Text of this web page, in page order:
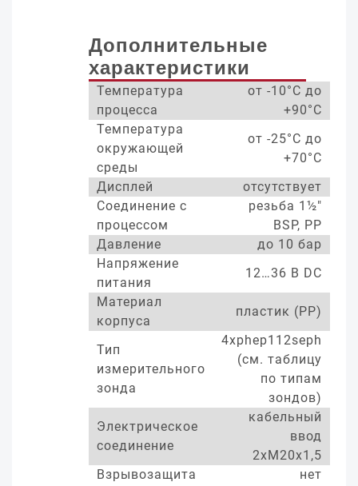
Дополнительные
характеристики
Температура
процесса
от -10°С до
+90°С
Температура
окружающей
среды
от -25°С до
+70°С
Дисплей
отсутствует
Соединение с
процессом
резьба 1½"
BSP, PP
Давление
до 10 бар
Напряжение
питания
12…36 В DC
Материал
корпуса
пластик (PP)
Тип
измерительного
зонда
4xphep112seph
(см. таблицу
по типам
зондов)
Электрическое
соединение
кабельный
ввод
2хМ20х1,5
Взрывозащита
нет